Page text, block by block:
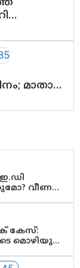
കോയയുടെ
മാതാ
വീണ
കേസ്:
മൊഴിയുടെ